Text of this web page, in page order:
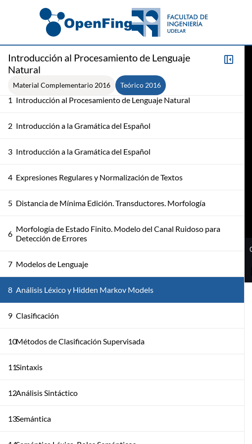
Introducción al Procesamiento de Lenguaje
Natural
Material Complementario 2016 Teórico 2016
1 Introducción al Procesamiento de Lenguaje Natural
2 Introducción a la Gramática del Español
3 Introducción a la Gramática del Español
4 Expresiones Regulares y Normalización de Textos
5 Distancia de Mínima Edición. Transductores. Morfología
6 Morfología de Estado Finito. Modelo del Canal Ruidoso para
Detección de Errores
7 Modelos de Lenguaje
8 Análisis Léxico y Hidden Markov Models
9 Clasificación
10Métodos de Clasificación Supervisada
11Sintaxis
12Análisis Sintáctico
13Semántica